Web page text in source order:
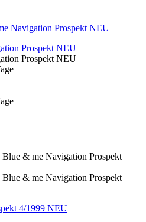
Prospekt NEU
Prospekt NEU